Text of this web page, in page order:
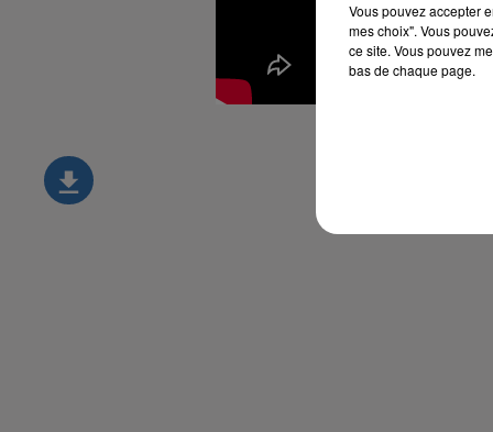
Vous pouvez accepter
mes choix". Vous
ce site. Vous pouvez
bas de chaque page.